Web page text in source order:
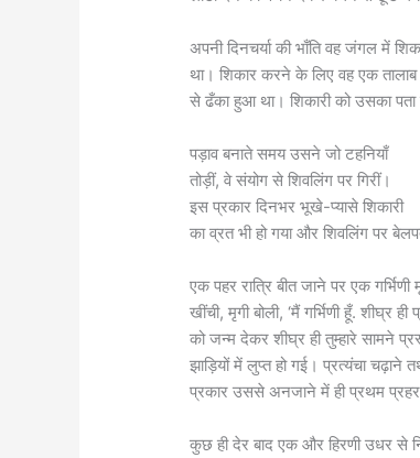
अपनी दिनचर्या की भाँति वह जंगल में
था। शिकार करने के लिए वह एक तालाब
से ढँका हुआ था। शिकारी को उसका
पड़ाव बनाते समय उसने जो टहनियाँ
तोड़ीं, वे संयोग से शिवलिंग पर गिरीं।
इस प्रकार दिनभर भूखे-प्यासे शिकारी
का व्रत भी हो गया और शिवलिंग पर
एक पहर रात्रि बीत जाने पर एक गर्भिणी
खींची, मृगी बोली, ‘मैं गर्भिणी हूँ.
को जन्म देकर शीघ्र ही तुम्हारे सामने
झाड़ियों में लुप्त हो गई। प्रत्यंचा
प्रकार उससे अनजाने में ही प्रथम प्रहर
कुछ ही देर बाद एक और हिरणी उधर से